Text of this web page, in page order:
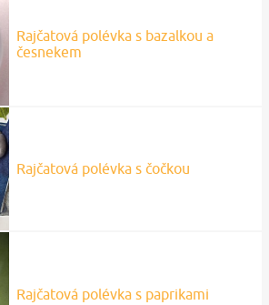
Rajčatová polévka s bazalkou a
česnekem
Rajčatová polévka s čočkou
Rajčatová polévka s paprikami